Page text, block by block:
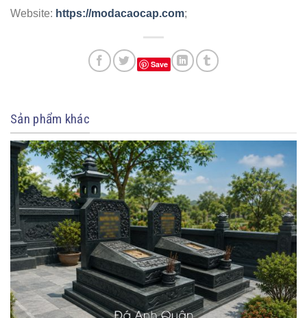
Website: https://modacaocap.com;
Save
Sản phẩm khác